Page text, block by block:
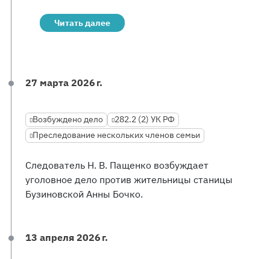
Читать далее
27 марта 2026 г.
Возбуждено дело
282.2 (2) УК РФ
Преследование нескольких членов семьи
Следователь Н. В. Пащенко возбуждает
уголовное дело против жительницы станицы
Бузиновской Анны Бочко.
13 апреля 2026 г.